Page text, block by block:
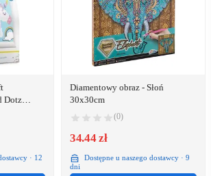
Dotz
· 12
Diamentowy obraz - Słoń
30x30cm
(0)
34.44 zł
Dostępne u naszego dostawcy · 9
dni